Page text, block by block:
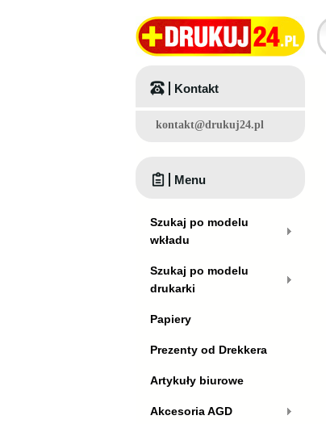
Kontakt
kontakt@drukuj24.pl
Menu
Szukaj po modelu
wkładu
Szukaj po modelu
drukarki
Papiery
Prezenty od Drekkera
Artykuły biurowe
Akcesoria AGD